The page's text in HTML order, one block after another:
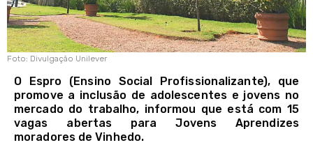
Foto: Divulgação Unilever
O Espro (Ensino Social Profissionalizante), que
promove a inclusão de adolescentes e jovens no
mercado do trabalho, informou que está com 15
vagas abertas para Jovens Aprendizes
moradores de Vinhedo.